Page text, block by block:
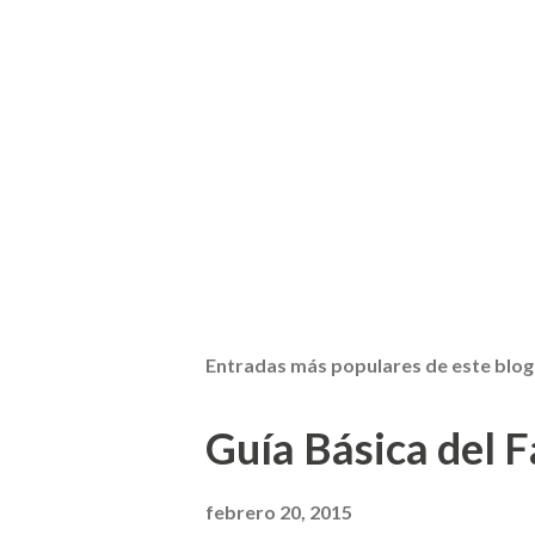
Entradas más populares de este blog
Guía Básica del
febrero 20, 2015